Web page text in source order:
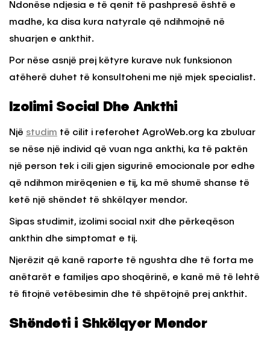
Ndonëse ndjesia e të qenit të pashpresë është e
madhe, ka disa kura natyrale që ndihmojnë në
shuarjen e ankthit.
Por nëse asnjë prej këtyre kurave nuk funksionon
atëherë duhet të konsultoheni me një mjek specialist.
Izolimi Social Dhe Ankthi
Një studim të cilit i referohet AgroWeb.org ka zbuluar
se nëse një individ që vuan nga ankthi, ka të paktën
një person tek i cili gjen sigurinë emocionale por edhe
që ndihmon mirëqenien e tij, ka më shumë shanse të
ketë një shëndet të shkëlqyer mendor.
Sipas studimit, izolimi social nxit dhe përkeqëson
ankthin dhe simptomat e tij.
Njerëzit që kanë raporte të ngushta dhe të forta me
anëtarët e familjes apo shoqërinë, e kanë më të lehtë
të fitojnë vetëbesimin dhe të shpëtojnë prej ankthit.
Shëndeti i Shkëlqyer Mendor